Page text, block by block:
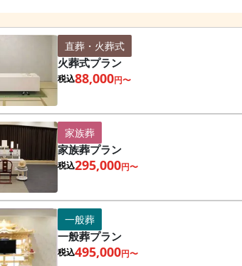
直葬・火葬式
火葬式プラン
税込88,000円〜
家族葬
家族葬プラン
税込295,000円〜
一般葬
一般葬プラン
税込495,000円〜